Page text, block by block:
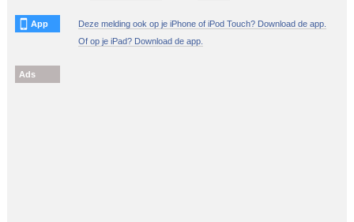
App
Deze melding ook op je iPhone of iPod Touch? Download de app.
Of op je iPad? Download de app.
Ads